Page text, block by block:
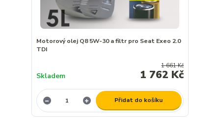
Motorový olej Q8 5W-30 a filtr pro Seat Exeo 2.0
TDI
1 661 Kč
1 762 Kč
Skladem
Přidat do košíku